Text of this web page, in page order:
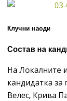
Клучни наоди
Состав на
На Локалните
кандидатка
Велес, Крива